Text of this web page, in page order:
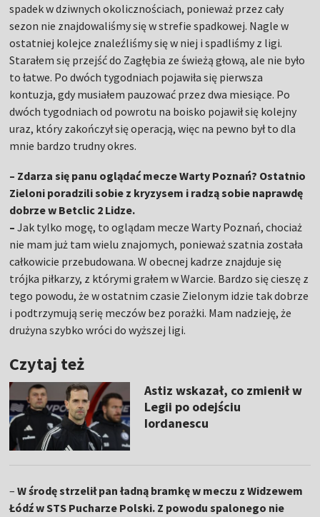
spadek w dziwnych okolicznościach, ponieważ przez cały
sezon nie znajdowaliśmy się w strefie spadkowej. Nagle w
ostatniej kolejce znaleźliśmy się w niej i spadliśmy z ligi.
Starałem się przejść do Zagłębia ze świeżą głową, ale nie było
to łatwe. Po dwóch tygodniach pojawiła się pierwsza
kontuzja, gdy musiałem pauzować przez dwa miesiące. Po
dwóch tygodniach od powrotu na boisko pojawił się kolejny
uraz, który zakończył się operacją, więc na pewno był to dla
mnie bardzo trudny okres.
– Zdarza się panu oglądać mecze Warty Poznań? Ostatnio
Zieloni poradzili sobie z kryzysem i radzą sobie naprawdę
dobrze w Betclic 2 Lidze.
–Jak tylko mogę, to oglądam mecze Warty Poznań, chociaż
nie mam już tam wielu znajomych, ponieważ szatnia została
całkowicie przebudowana. W obecnej kadrze znajduje się
trójka piłkarzy, z którymi grałem w Warcie. Bardzo się cieszę z
tego powodu, że w ostatnim czasie Zielonym idzie tak dobrze
i podtrzymują serię meczów bez porażki. Mam nadzieję, że
drużyna szybko wróci do wyższej ligi.
Czytaj też
Astiz wskazał, co zmienił w
Legii po odejściu
Iordanescu
–W środę strzelił pan ładną bramkę w meczu z Widzewem
Łódź w STS Pucharze Polski. Z powodu spalonego nie